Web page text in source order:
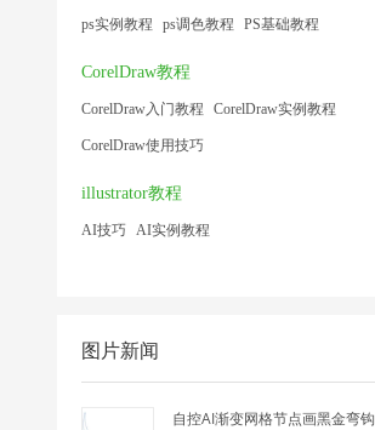
ps实例教程 ps调色教程 PS基础教程
CorelDraw教程
CorelDraw入门教程 CorelDraw实例教程
CorelDraw使用技巧
illustrator教程
AI技巧 AI实例教程
图片新闻
自控AI渐变网格节点画黑金弯钩